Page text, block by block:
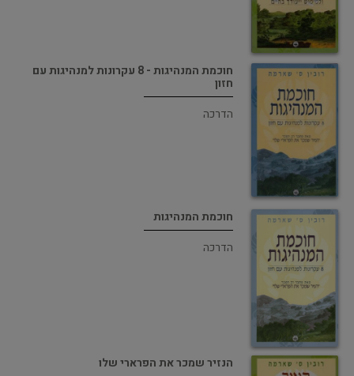
חוכמת המנהיגות - 8 עקרונות למנהיגות עם
חזון
הדרכה
חוכמת המנהיגות
הדרכה
הנזיר שמכר את הפרארי שלו